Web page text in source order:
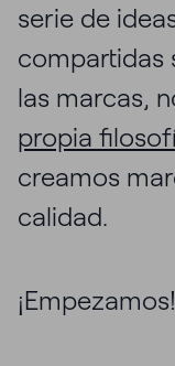
serie de
compartidas
las marcas,
propia
creamos
calidad.
¡Empezamos!